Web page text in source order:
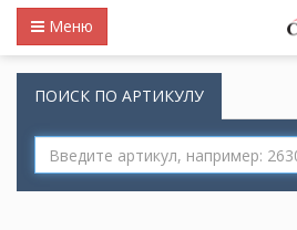
Меню
ПОИСК ПО АРТИКУЛУ